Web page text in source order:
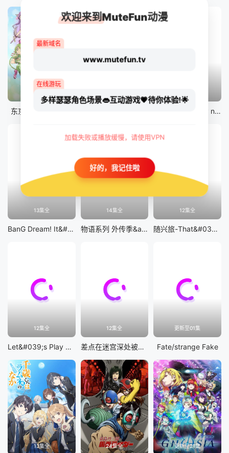
12集全
东京猫猫 NEW～♡ 剧场版 Fate/stay night [Heaven&#039;s Feel] III.spring song
13集全
BanG Dream! It&#039;s MyGO!!!!!
14集全
物语系列 外传季&amp;怪物季
12集全
随兴旅-That&#039;s Journey-
12集全
Let&#039;s Play 充满挑战的人生
12集全
差点在迷宫深处被信任的伙伴杀掉，但靠着天赐技能「无限扭蛋」获得等级9999的伙伴，我要向前队友和世界展开复仇&amp;「给他们好看！」
更新至01集
Fate/strange Fake
13集全 24集全 更新至21集
欢迎来到MuteFun动漫
最新域名
www.mutefun.tv
在线游玩
多样瑟瑟角色场景👄互动游戏💗待你体验!🌟
加载失败或播放缓慢，请使用VPN
好的，我记住啦